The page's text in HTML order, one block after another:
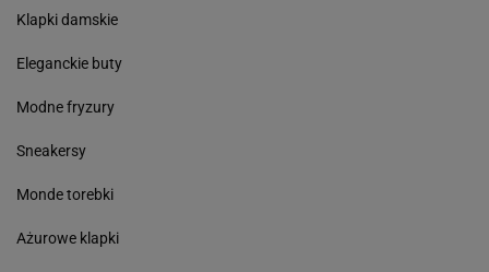
Klapki damskie
Eleganckie buty
Modne fryzury
Sneakersy
Monde torebki
Ażurowe klapki